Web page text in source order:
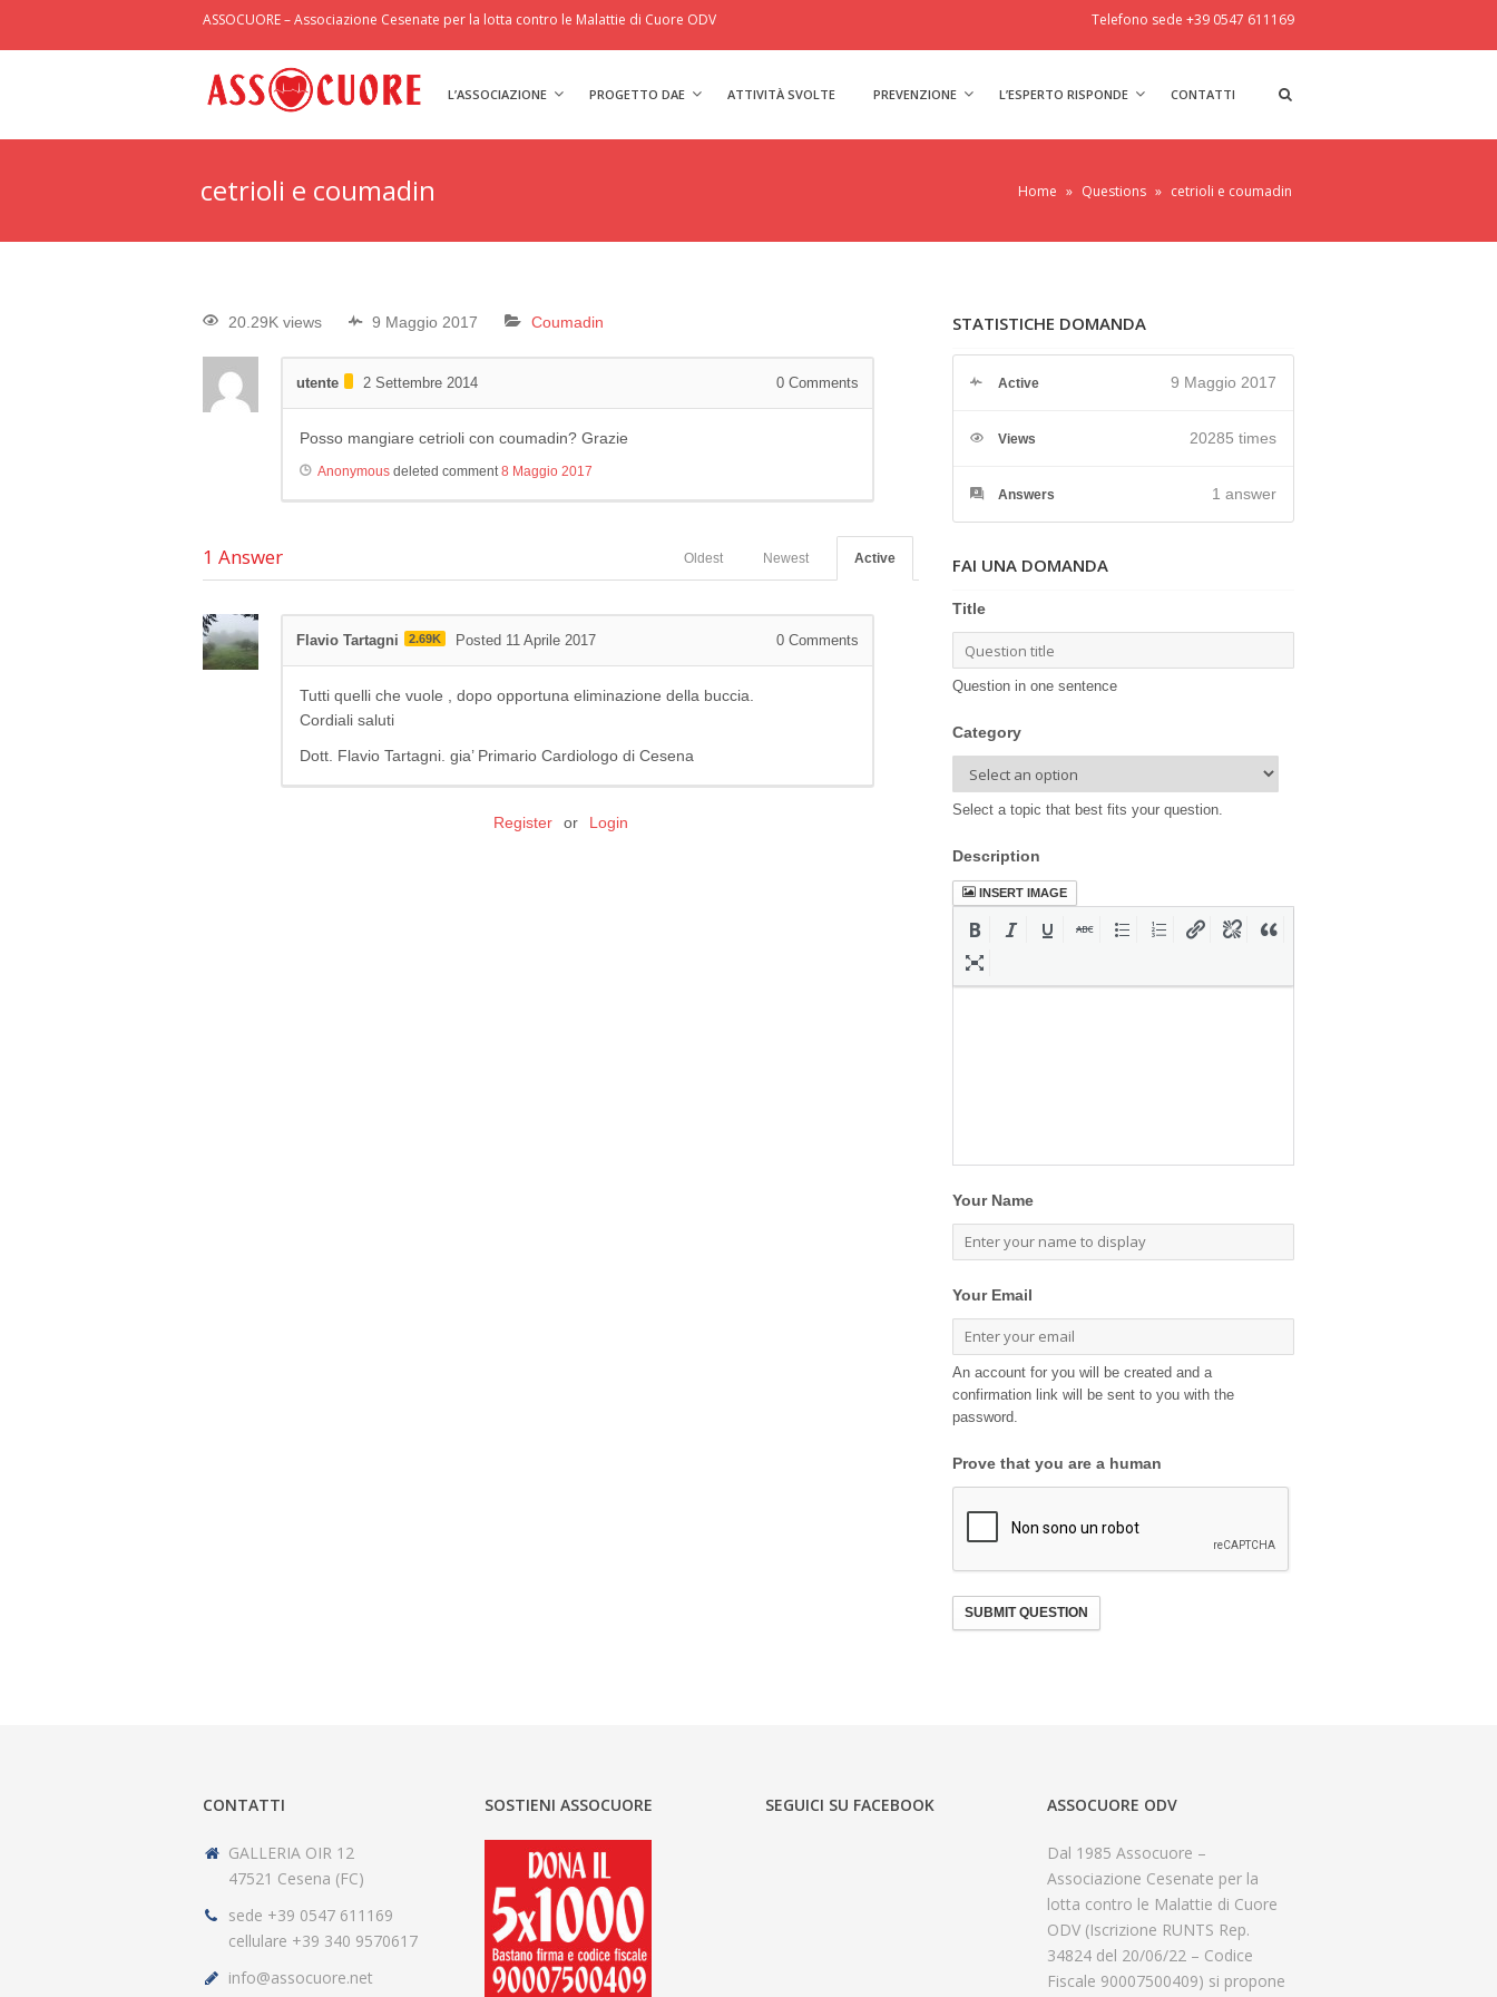
ASSOCUORE – Associazione Cesenate per la lotta contro le Malattie di Cuore ODV Telefono sede +39 0547 611169
L’ASSOCIAZIONE PROGETTO DAE ATTIVITÀ SVOLTE PREVENZIONE L’ESPERTO RISPONDE CONTATTI
cetrioli e coumadin Home » Questions » cetrioli e coumadin
20.29K views 9 Maggio 2017 Coumadin
utente 2 Settembre 2014 0 Comments
Posso mangiare cetrioli con coumadin? Grazie
Anonymous deleted comment8 Maggio 2017
1 Answer Active
Newest
Oldest
Flavio Tartagni 2.69K Posted 11 Aprile 2017 0 Comments
Tutti quelli che vuole , dopo opportuna eliminazione della buccia.
Cordiali saluti
Dott. Flavio Tartagni. gia’ Primario Cardiologo di Cesena
Register or Login
STATISTICHE DOMANDA
Active 9 Maggio 2017
Views 20285 times
Answers 1 answer
FAI UNA DOMANDA
Title
Question in one sentence
Category
Select a topic that best fits your question.
Description
INSERT IMAGE
Your Name
Your Email
An account for you will be created and a
confirmation link will be sent to you with the
password.
Prove that you are a human
SUBMIT QUESTION
CONTATTI
GALLERIA OIR 12
47521 Cesena (FC)
sede +39 0547 611169
cellulare +39 340 9570617
info@assocuore.net
SOSTIENI ASSOCUORE SEGUICI SU FACEBOOK ASSOCUORE ODV
Dal 1985 Assocuore –
Associazione Cesenate per la
lotta contro le Malattie di Cuore
ODV (Iscrizione RUNTS Rep.
34824 del 20/06/22 – Codice
Fiscale 90007500409) si propone